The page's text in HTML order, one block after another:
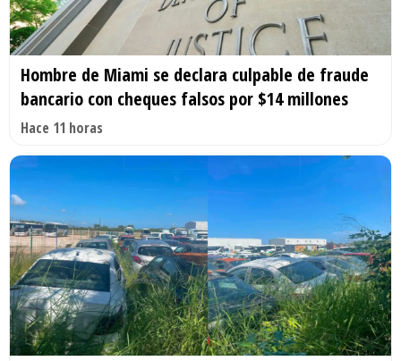
Hombre de Miami se declara culpable de fraude
bancario con cheques falsos por $14 millones
Hace 11 horas